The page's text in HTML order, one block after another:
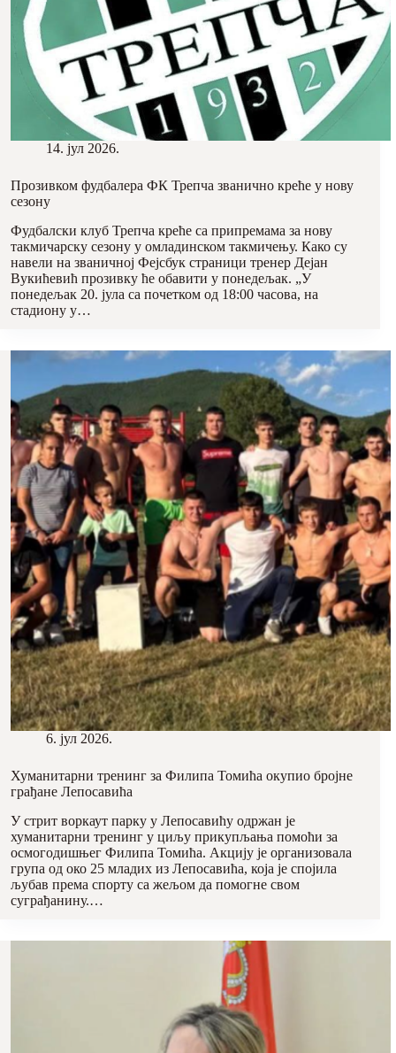
14. јул 2026.
Прозивком фудбалера ФК Трепча званично креће у нову
сезону
Фудбалски клуб Трепча креће са припремама за нову
такмичарску сезону у омладинском такмичењу. Како су
навели на званичној Фејсбук страници тренер Дејан
Вукићевић прозивку ће обавити у понедељак. „У
понедељак 20. јула са почетком од 18:00 часова, на
стадиону у…
6. јул 2026.
Хуманитарни тренинг за Филипа Томића окупио бројне
грађане Лепосавића
У стрит воркаут парку у Лепосавићу одржан је
хуманитарни тренинг у циљу прикупљања помоћи за
осмогодишњег Филипа Томића. Акцију је организовала
група од око 25 младих из Лепосавића, која је спојила
љубав према спорту са жељом да помогне свом
суграђанину.…